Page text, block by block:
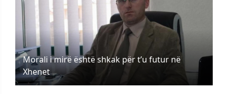
Morali i mirë është shkak për t’u futur në
Xhenet